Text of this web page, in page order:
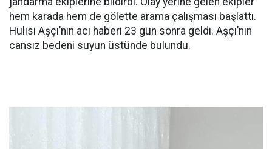
hem karada hem de gölette arama çalışması başlattı.
Hulisi Aşçı’nın acı haberi 23 gün sonra geldi. Aşçı’nın
cansız bedeni suyun üstünde bulundu.